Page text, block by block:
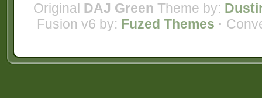
Original DAJ Green Theme by:
Fusion v6 by: Fuzed Themes ·